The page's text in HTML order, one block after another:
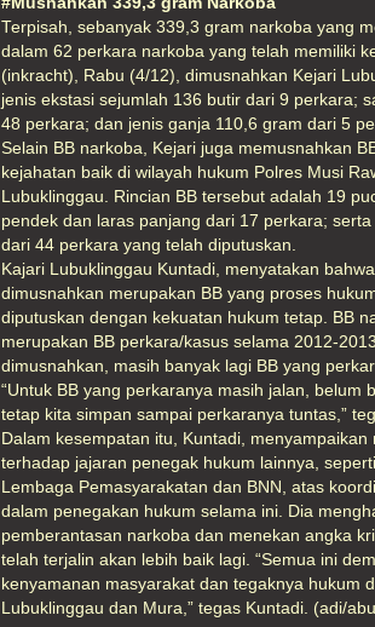
Terpisah, sebanyak 339,3 gram narkoba yang
dalam 62 perkara narkoba yang telah memiliki
(inkracht), Rabu (4/12), dimusnahkan Kejari
jenis ekstasi sejumlah 136 butir dari 9 perkara;
48 perkara; dan jenis ganja 110,6 gram dari 5
Selain BB narkoba, Kejari juga memusnahkan
kejahatan baik di wilayah hukum Polres Musi
Lubuklinggau. Rincian BB tersebut adalah 19
pendek dan laras panjang dari 17 perkara;
dari 44 perkara yang telah diputuskan.
Kajari Lubuklinggau Kuntadi, menyatakan
dimusnahkan merupakan BB yang proses
diputuskan dengan kekuatan hukum tetap. BB
merupakan BB perkara/kasus selama 2012-
dimusnahkan, masih banyak lagi BB yang
“Untuk BB yang perkaranya masih jalan, belum
tetap kita simpan sampai perkaranya tuntas,”
Dalam kesempatan itu, Kuntadi,
terhadap jajaran penegak hukum lainnya,
Lembaga Pemasyarakatan dan BNN, atas
dalam penegakan hukum selama ini. Dia
pemberantasan narkoba dan menekan angka
telah terjalin akan lebih baik lagi. “Semua ini
kenyamanan masyarakat dan tegaknya hukum
Lubuklinggau dan Mura,” tegas Kuntadi. (adi/